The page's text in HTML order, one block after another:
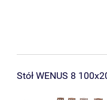
Stół WENUS 8